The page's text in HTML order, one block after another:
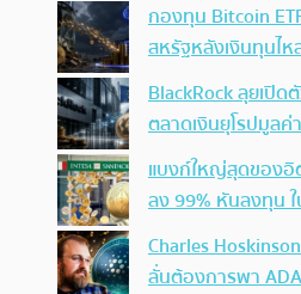
กองทุน Bitcoin
สหรัฐหลังเงินทุนไ
BlackRock ลุยเปิ
ตลาดเงินยุโรปมูล
แบงก์ใหญ่สุดของอิ
ลง 99% หันลงทุน
Charles
ลั่นต้องการพา